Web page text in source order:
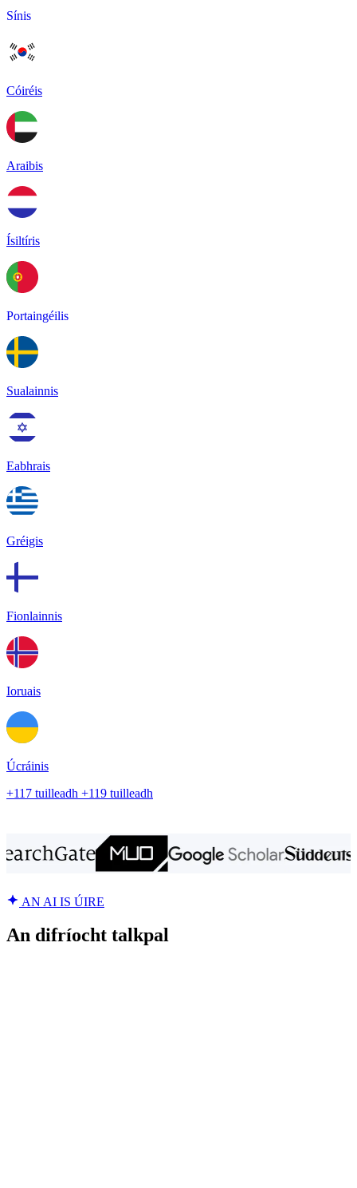
Sínis
Cóiréis
Araibis
Ísiltíris
Portaingéilis
Sualainnis
Eabhrais
Gréigis
Fionlainnis
Ioruais
Úcráinis
+117 tuilleadh +119 tuilleadh
AN AI IS ÚIRE
An difríocht talkpal